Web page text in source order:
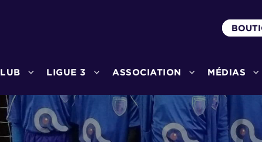
LIGUE 3 ASSOCIATION MÉDIAS